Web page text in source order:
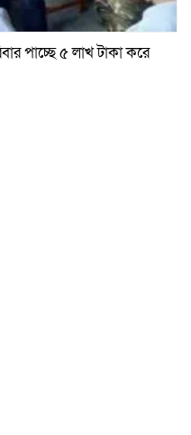
পাচ্ছে ৫ লাখ টাকা করে